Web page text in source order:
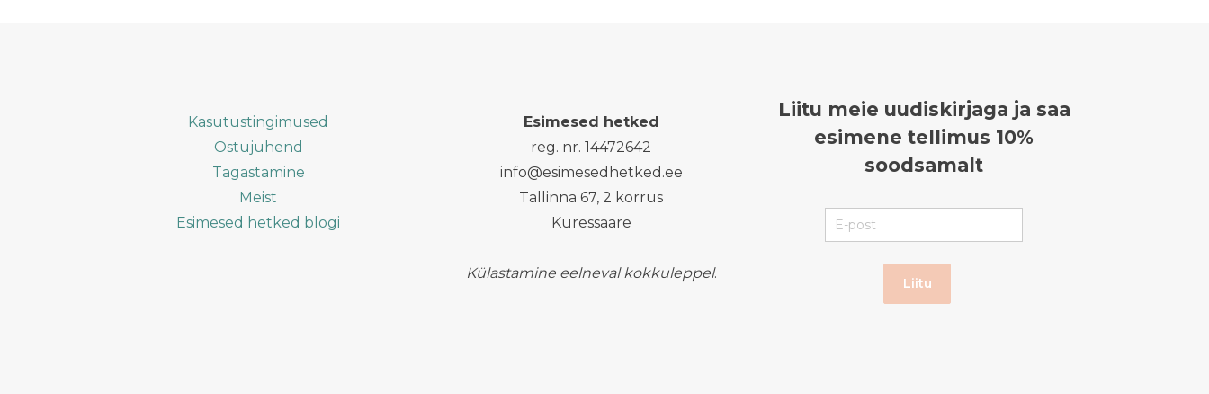
Kasutustingimused
Ostujuhend
Tagastamine
Meist
Esimesed hetked blogi
Esimesed hetked
reg. nr. 14472642
info@esimesedhetked.ee
Tallinna 67, 2 korrus
Kuressaare
Külastamine eelneval kokkuleppel.
Liitu meie uudiskirjaga ja saa
esimene tellimus 10%
soodsamalt
Liitu